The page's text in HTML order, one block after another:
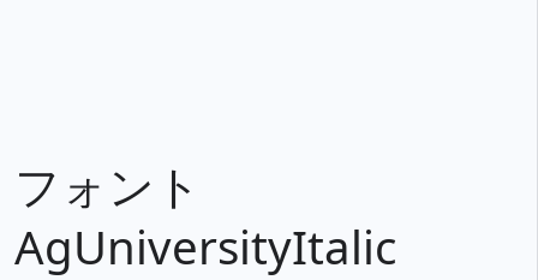
フォント
AgUniversityItalic